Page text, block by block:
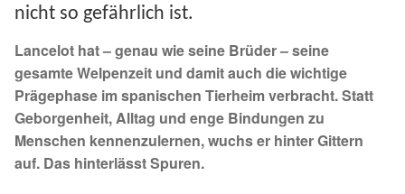
Januar bis Juni 2022
Spenden 2021
Juli bis Dezember 2021
Fördermitgliedschaft
nicht so gefährlich ist.
Lancelot hat – genau wie seine Brüder – seine
gesamte Welpenzeit und damit auch die wichtige
Prägephase im spanischen Tierheim verbracht. Statt
Geborgenheit, Alltag und enge Bindungen zu
Menschen kennenzulernen, wuchs er hinter Gittern
auf. Das hinterlässt Spuren.